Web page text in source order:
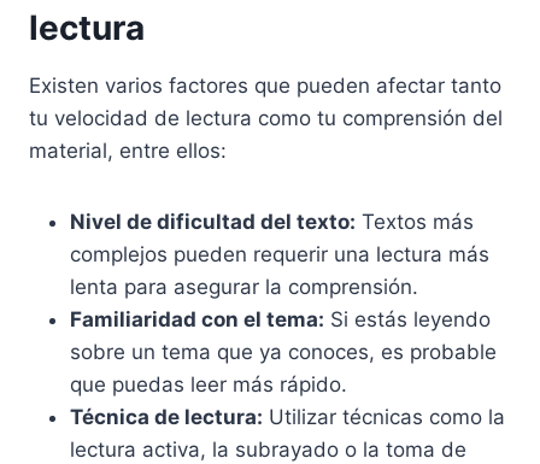
lectura
Existen varios factores que pueden afectar tanto
tu velocidad de lectura como tu comprensión del
material, entre ellos:
Nivel de dificultad del texto: Textos más
complejos pueden requerir una lectura más
lenta para asegurar la comprensión.
Familiaridad con el tema: Si estás leyendo
sobre un tema que ya conoces, es probable
que puedas leer más rápido.
Técnica de lectura: Utilizar técnicas como la
lectura activa, la subrayado o la toma de